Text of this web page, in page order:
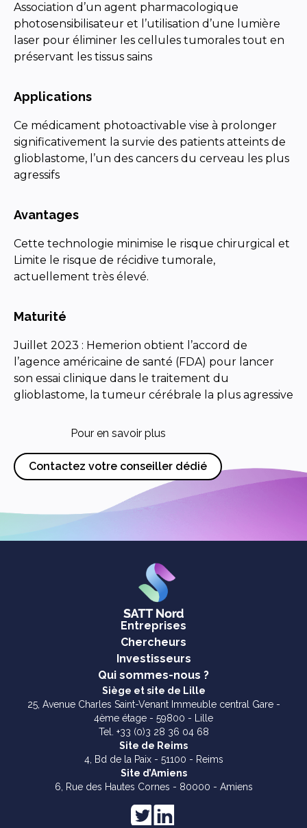
Association d’un agent pharmacologique
photosensibilisateur et l’utilisation d’une lumière
laser pour éliminer les cellules tumorales tout en
préservant les tissus sains
Applications
Ce médicament photoactivable vise à prolonger
significativement la survie des patients atteints de
glioblastome, l’un des cancers du cerveau les plus
agressifs
Avantages
Cette technologie minimise le risque chirurgical et
Limite le risque de récidive tumorale,
actuellement très élevé.
Maturité
Juillet 2023 : Hemerion obtient l’accord de
l’agence américaine de santé (FDA) pour lancer
son essai clinique dans le traitement du
glioblastome, la tumeur cérébrale la plus agressive
Pour en savoir plus
Contactez votre conseiller dédié
Entreprises
Chercheurs
Investisseurs
Qui sommes-nous ?
Siège et site de Lille
25, Avenue Charles Saint-Venant Immeuble central Gare -
4ème étage - 59800 - Lille
Tel. +33 (0)3 28 36 04 68
Site de Reims
4, Bd de la Paix - 51100 - Reims
Site d’Amiens
6, Rue des Hautes Cornes - 80000 - Amiens